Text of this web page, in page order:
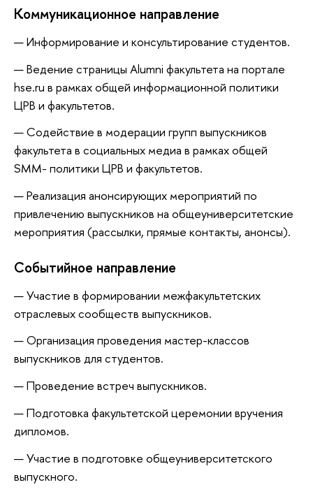
Коммуникационное направление
Информирование и консультирование студентов.
Ведение страницы Alumni факультета на портале
hse.ru в рамках общей информационной политики
ЦРВ и факультетов.
Содействие в модерации групп выпускников
факультета в социальных медиа в рамках общей
SMM- политики ЦРВ и факультетов.
Реализация анонсирующих мероприятий по
привлечению выпускников на общеуниверситетские
мероприятия (рассылки, прямые контакты, анонсы).
Событийное направление
Участие в формировании межфакультетских
отраслевых сообществ выпускников.
Организация проведения мастер-классов
выпускников для студентов.
Проведение встреч выпускников.
Подготовка факультетской церемонии вручения
дипломов.
Участие в подготовке общеуниверситетского
выпускного.